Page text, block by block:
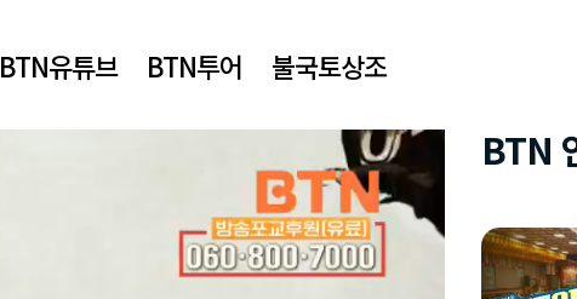
BTN유튜브 BTN투어 불국토상조
BTN